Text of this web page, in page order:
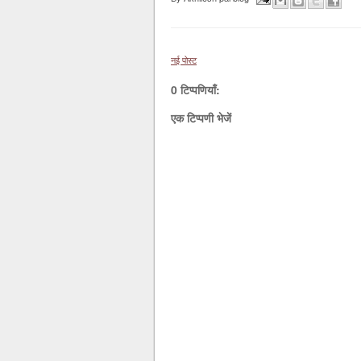
नई पोस्ट
0 टिप्पणियाँ:
एक टिप्पणी भेजें